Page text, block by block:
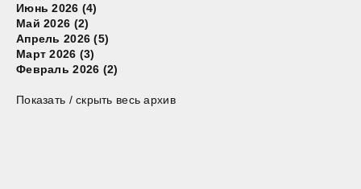
Июнь 2026 (4)
Май 2026 (2)
Апрель 2026 (5)
Март 2026 (3)
Февраль 2026 (2)
Показать / скрыть весь архив